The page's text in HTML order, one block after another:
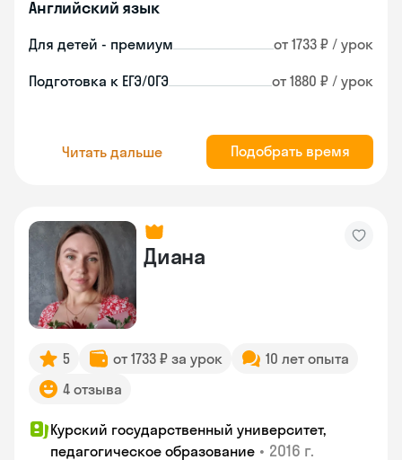
Английский язык
Для детей - премиум от 1733 ₽ / урок
Подготовка к ЕГЭ/ОГЭ от 1880 ₽ / урок
Читать дальше Подобрать время
Диана
5 от 1733 ₽ за урок
10 лет опыта
4 отзыва
Курский государственный университет,
педагогическое образование • 2016 г.